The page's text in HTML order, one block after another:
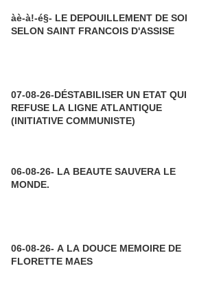
àè-à!-é§- LE DEPOUILLEMENT DE SOI
SELON SAINT FRANCOIS D'ASSISE
07-08-26-DÉSTABILISER UN ETAT QUI
REFUSE LA LIGNE ATLANTIQUE
(INITIATIVE COMMUNISTE)
06-08-26- LA BEAUTE SAUVERA LE
MONDE.
06-08-26- A LA DOUCE MEMOIRE DE
FLORETTE MAES